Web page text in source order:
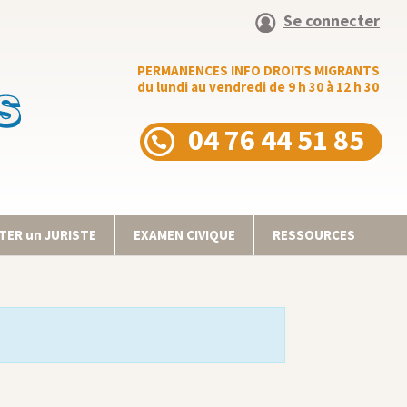
Se connecter
PERMANENCES INFO DROITS MIGRANTS
du lundi au vendredi de 9 h 30 à 12 h 30
04 76 44 51 85
un JURISTE EXAMEN CIVIQUE RESSOURCES